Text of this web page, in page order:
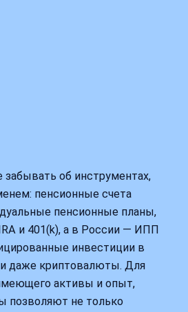
об инструментах,
пенсионные счета
пенсионные планы,
и 401(k), а в России — ИПП
инвестиции в
даже криптовалюты. Для
активы и опыт,
позволяют не только